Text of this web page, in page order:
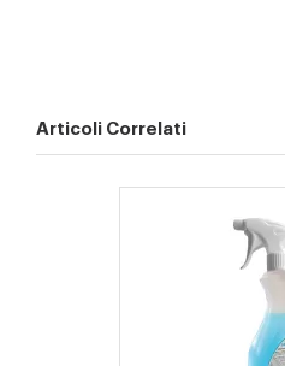
Articoli Correlati